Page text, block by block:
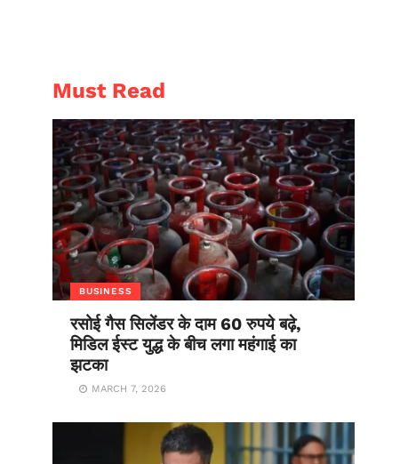
Must Read
BUSINESS
रसोई गैस सिलेंडर के दाम 60 रुपये बढ़े,
मिडिल ईस्ट युद्ध के बीच लगा महंगाई का
झटका
MARCH 7, 2026